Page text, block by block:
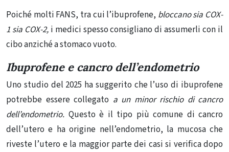
Poiché molti FANS, tra cui l’ibuprofene, bloccano sia COX-
1 sia COX-2,i medici spesso consigliano di assumerli con il
cibo anziché a stomaco vuoto.
Ibuprofene e cancro dell’endometrio
Uno studio del 2025 ha suggerito che l’uso di ibuprofene
potrebbe essere collegato a un minor rischio di cancro
dell’endometrio. Questo è il tipo più comune di cancro
dell’utero e ha origine nell’endometrio, la mucosa che
riveste l’utero e la maggior parte dei casi si verifica dopo